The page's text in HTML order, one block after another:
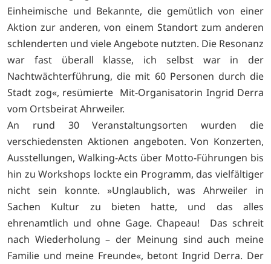
Einheimische und Bekannte, die gemütlich von einer
Aktion zur anderen, von einem Standort zum anderen
schlenderten und viele Angebote nutzten. Die Resonanz
war fast überall klasse, ich selbst war in der
Nachtwächterführung, die mit 60 Personen durch die
Stadt zog«, resümierte Mit-Organisatorin Ingrid Derra
vom Ortsbeirat Ahrweiler.
An rund 30 Veranstaltungsorten wurden die
verschiedensten Aktionen angeboten. Von Konzerten,
Ausstellungen, Walking-Acts über Motto-Führungen bis
hin zu Workshops lockte ein Programm, das vielfältiger
nicht sein konnte. »Unglaublich, was Ahrweiler in
Sachen Kultur zu bieten hatte, und das alles
ehrenamtlich und ohne Gage. Chapeau! Das schreit
nach Wiederholung – der Meinung sind auch meine
Familie und meine Freunde«, betont Ingrid Derra. Der